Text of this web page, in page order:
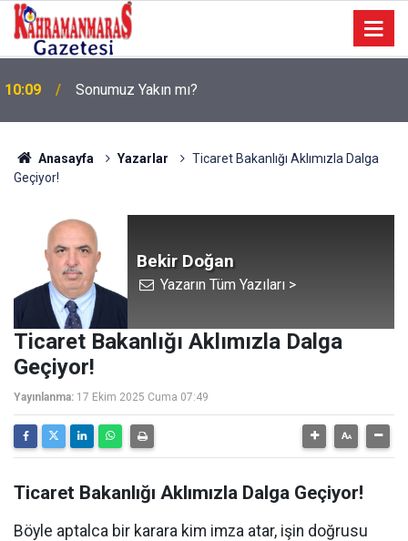
10:09 Sonumuz Yakın mı?
Anasayfa Yazarlar
Ticaret Bakanlığı Aklımızla Dalga
Geçiyor!
Bekir Doğan
Yazarın Tüm Yazıları >
Ticaret Bakanlığı Aklımızla Dalga
Geçiyor!
Yayınlanma: 17 Ekim 2025 Cuma 07:49
Ticaret Bakanlığı Aklımızla Dalga Geçiyor!
Böyle aptalca bir karara kim imza atar, işin doğrusu